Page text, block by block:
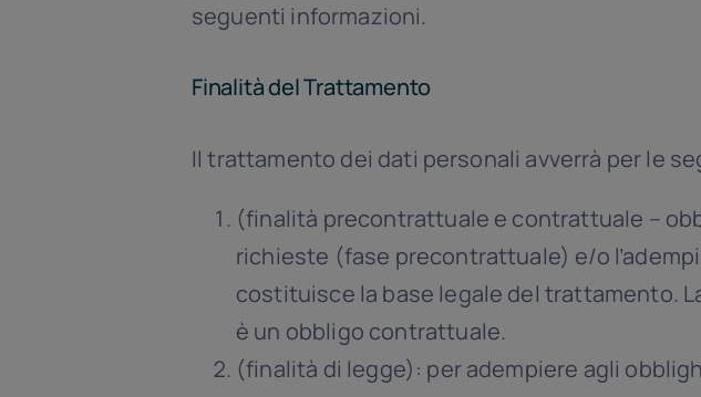
seguenti informazioni.
Finalità del Trattamento
Il trattamento dei dati personali avverrà per le
(finalità precontrattuale e contrattuale –
richieste (fase precontrattuale) e/o
costituisce la base legale del trattamento.
è un obbligo contrattuale.
(finalità di legge): per adempiere agli